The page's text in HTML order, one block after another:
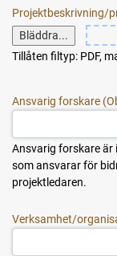
Projektbeskrivning/
Bläddra...
Tillåten filtyp: PDF,
Ansvarig forskare
Ansvarig forskare
som ansvarar för
projektledaren.
Verksamhet/